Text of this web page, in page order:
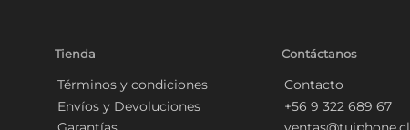
Tienda
Términos y condiciones
Envíos y Devoluciones
Contáctanos
Contacto
+56 9 322 689 67